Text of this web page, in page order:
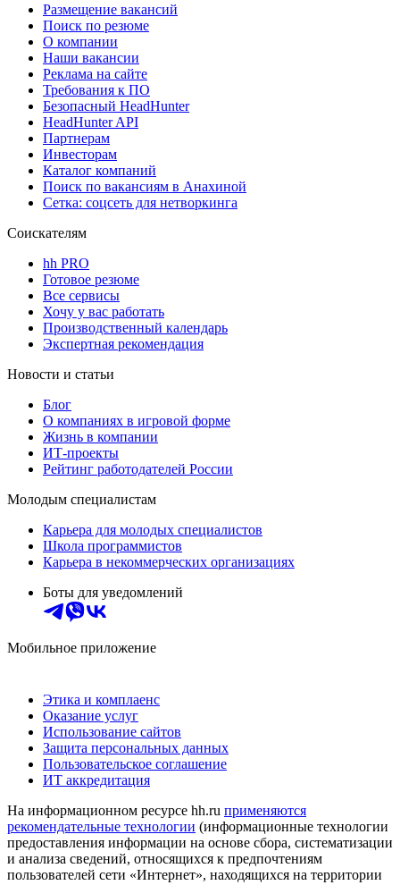
Размещение вакансий
Поиск по резюме
О компании
Наши вакансии
Реклама на сайте
Требования к ПО
Безопасный HeadHunter
HeadHunter API
Партнерам
Инвесторам
Каталог компаний
Поиск по вакансиям в Анахиной
Сетка: соцсеть для нетворкинга
Соискателям
hh PRO
Готовое резюме
Все сервисы
Хочу у вас работать
Производственный календарь
Экспертная рекомендация
Новости и статьи
Блог
О компаниях в игровой форме
Жизнь в компании
ИТ-проекты
Рейтинг работодателей России
Молодым специалистам
Карьера для молодых специалистов
Школа программистов
Карьера в некоммерческих организациях
Боты для уведомлений
Мобильное приложение
Этика и комплаенс
Оказание услуг
Использование сайтов
Защита персональных данных
Пользовательское соглашение
ИТ аккредитация
На информационном ресурсе hh.ru применяются
рекомендательные технологии (информационные технологии
предоставления информации на основе сбора, систематизации
и анализа сведений, относящихся к предпочтениям
пользователей сети «Интернет», находящихся на территории